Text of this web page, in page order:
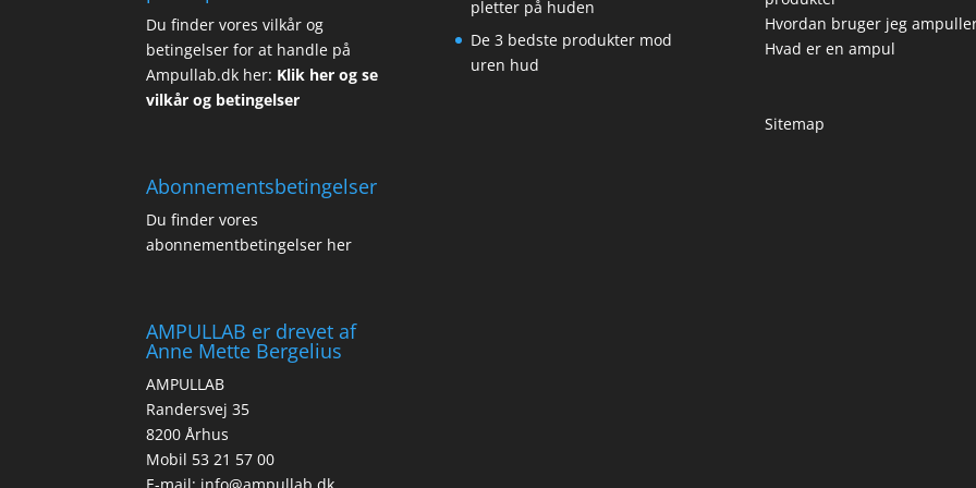
Du finder vores vilkår og
betingelser for at handle på
Ampullab.dk her: Klik her og se
vilkår og betingelser
Abonnementsbetingelser
Du finder vores
abonnementbetingelser her
AMPULLAB er drevet af
Anne Mette Bergelius
AMPULLAB
Randersvej 35
8200 Århus
Mobil 53 21 57 00
pletter på huden
De 3 bedste produkter mod
uren hud
Hvordan bruger jeg
Hvad er en ampul
Sitemap